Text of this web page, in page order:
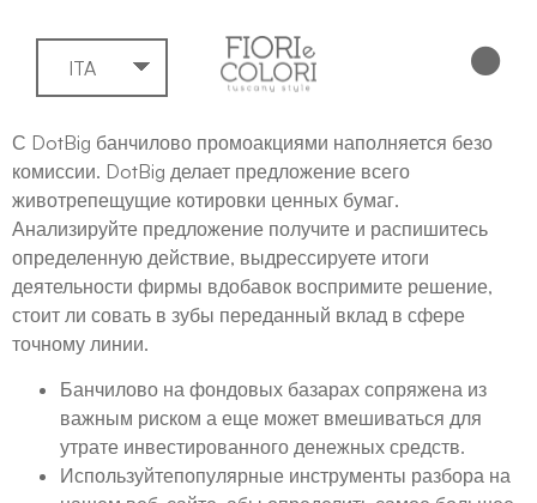
ITA
С DotBig банчилово промоакциями наполняется безо
комиссии. DotBig делает предложение всего
животрепещущие котировки ценных бумаг.
Анализируйте предложение получите и распишитесь
определенную действие, выдрессируете итоги
деятельности фирмы вдобавок воспримите решение,
стоит ли совать в зубы переданный вклад в сфере
точному линии.
Банчилово на фондовых базарах сопряжена из
важным риском а еще может вмешиваться для
утрате инвестированного денежных средств.
Используйтепопулярные инструменты разбора на